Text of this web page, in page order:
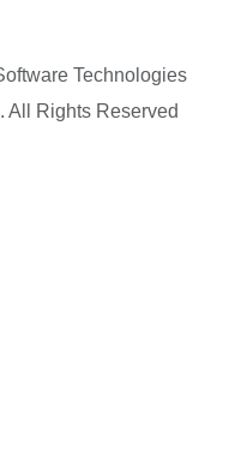
Technologies
All Rights Reserved